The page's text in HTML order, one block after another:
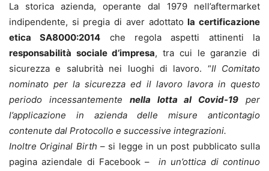
La storica azienda, operante dal 1979 nell’aftermarket
indipendente, si pregia di aver adottatola certificazione
etica SA8000:2014 che regola aspetti attinenti la
responsabilità sociale d’impresa, tra cui le garanzie di
sicurezza e salubrità nei luoghi di lavoro. “Il Comitato
nominato per la sicurezza ed il lavoro lavora in questo
periodo incessantemente nella lotta al Covid-19 per
l’applicazione in azienda delle misure anticontagio
contenute dal Protocollo e successive integrazioni.
Inoltre Original Birth – si legge in un post pubblicato sulla
pagina aziendale di Facebook – in un’ottica di continuo